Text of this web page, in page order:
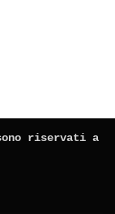
riservati a